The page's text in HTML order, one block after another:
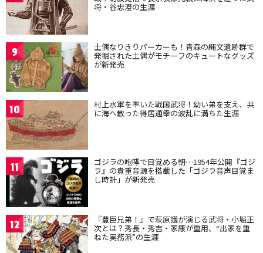
将・谷忠澄の生涯
9 土偶なりきりパーカーも！青森の縄文遺跡群で
発掘された土偶がモチーフのキュートなグッズ
が新発売
10 村上水軍を率いた戦国武将！幼い弟を支え、共
に海へ散った得居通幸の波乱に満ちた生涯
11 ゴジラの咆哮で目覚める朝…1954年公開『ゴジ
ラ』の貴重音源を搭載した「ゴジラ音声目覚ま
し時計」が新発売
12 『豊臣兄弟！』で萩原護が演じる武将・小堀正
次とは？秀長・秀吉・家康が重用、“出家を重
ねた実務派”の生涯